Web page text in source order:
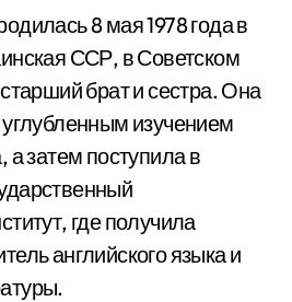
8 мая 1978 года в
ССР, в Советском
брат и сестра. Она
изучением
а затем поступила в
где получила
английского языка и